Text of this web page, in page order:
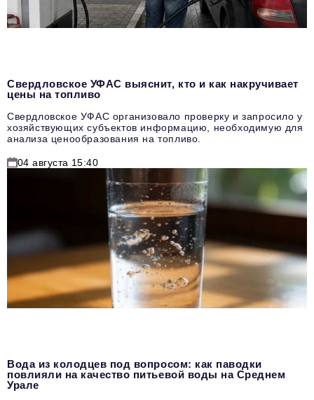
Свердловское УФАС выяснит, кто и как накручивает
цены на топливо
Свердловское УФАС организовало проверку и запросило у
хозяйствующих субъектов информацию, необходимую для
анализа ценообразования на топливо.
04 августа 15:40
Вода из колодцев под вопросом: как паводки
повлияли на качество питьевой воды на Среднем
Урале